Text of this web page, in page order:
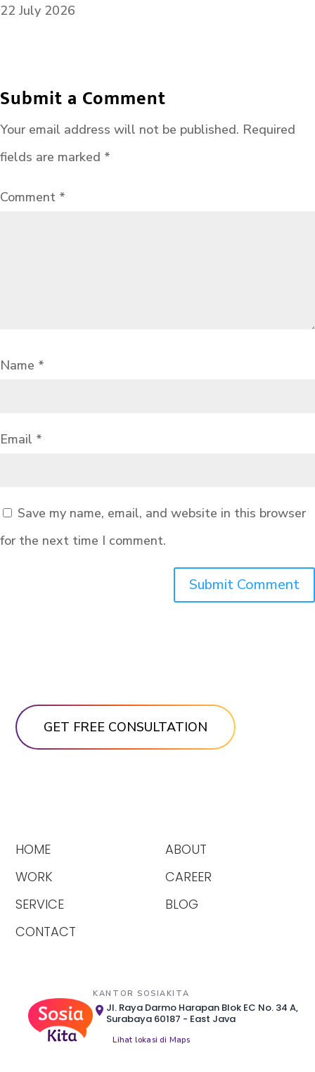
22 July 2026
Submit a Comment
Your email address will not be published. Required
fields are marked *
Comment *
Name *
Email *
Save my name, email, and website in this browser
for the next time I comment.
HOME
WORK
SERVICE
CONTACT
ABOUT
CAREER
BLOG
KANTOR SOSIAKITA
Jl. Raya Darmo Harapan Blok EC No. 34 A,
Surabaya 60187 - East Java
Lihat lokasi di Maps